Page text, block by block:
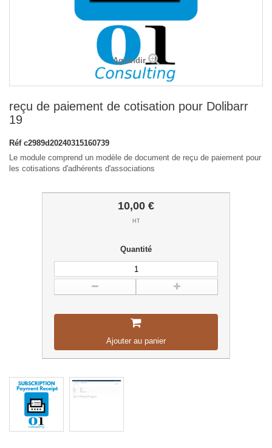
Agrandir
reçu de paiement de cotisation pour Dolibarr
19
Réf c2989d20240315160739
Le module comprend un modèle de document de reçu de paiement pour
les cotisations d'adhérents d'associations
10,00 €
HT
Quantité
Ajouter au panier